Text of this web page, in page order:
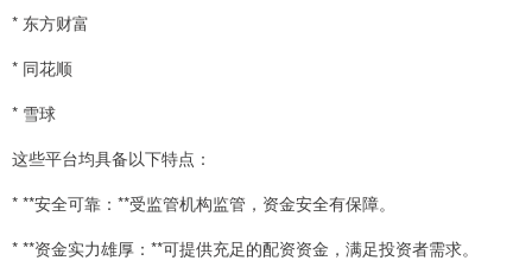
* 东方财富
* 同花顺
* 雪球
这些平台均具备以下特点：
* **安全可靠：**受监管机构监管，资金安全有保障。
* **资金实力雄厚：**可提供充足的配资资金，满足投资者需求。